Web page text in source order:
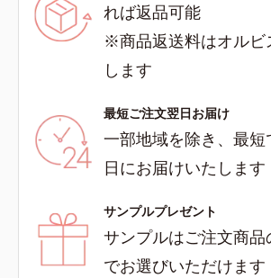
れば返品可能
※商品返送料はオルビ
します
最短ご注文翌日お届け
一部地域を除き、最短
日にお届けいたします
サンプルプレゼント
サンプルはご注文商品
でお選びいただけます